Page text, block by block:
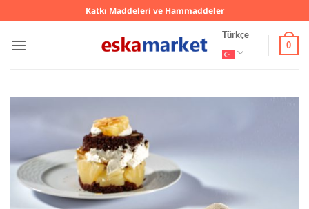
atla
Katkı Maddeleri ve Hammaddeler
Türkçe
0